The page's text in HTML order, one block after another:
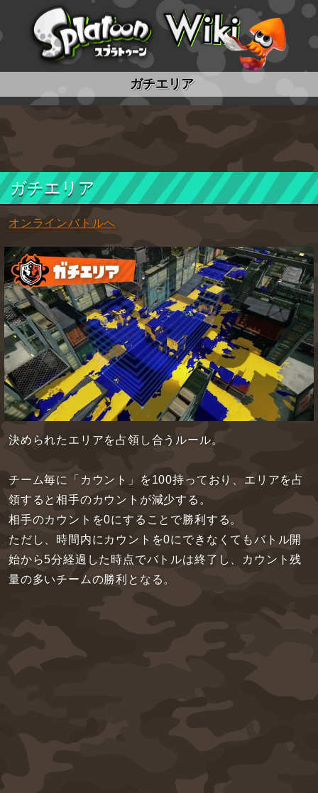
スプラトゥーン wiki
ガチエリア
ガチエリア
オンラインバトルへ
決められたエリアを占領し合うルール。
チーム毎に「カウント」を100持っており、エリアを占
領すると相手のカウントが減少する。
相手のカウントを0にすることで勝利する。
ただし、時間内にカウントを0にできなくてもバトル開
始から5分経過した時点でバトルは終了し、カウント残
量の多いチームの勝利となる。